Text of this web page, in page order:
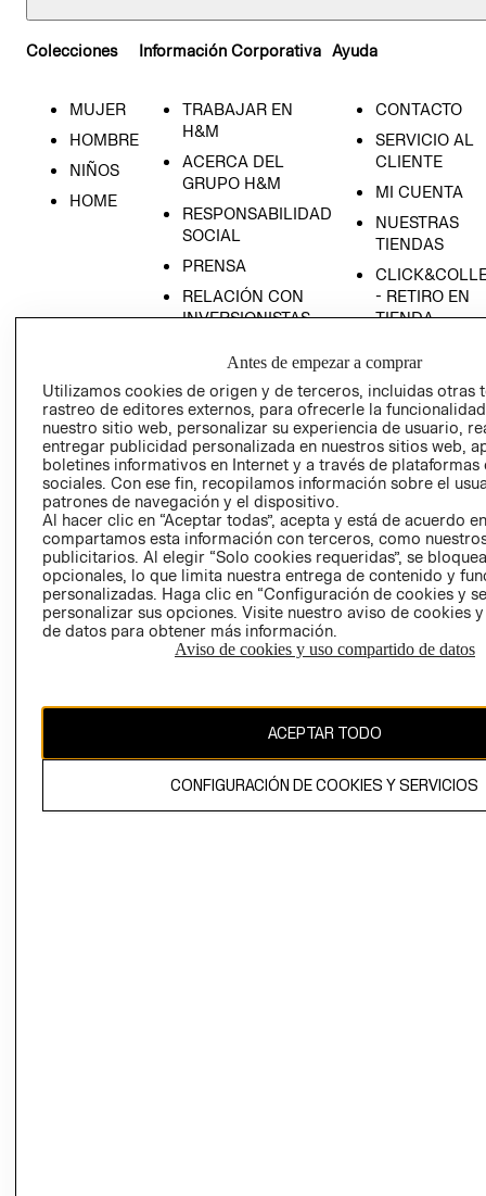
Colecciones
MUJER
HOMBRE
NIÑOS
HOME
Información Corporativa
TRABAJAR EN
H&M
ACERCA DEL
GRUPO H&M
RESPONSABILIDAD
SOCIAL
PRENSA
RELACIÓN CON
INVERSIONISTAS
EMPRESARIAL
Ayuda
CONTACTO
SERVICIO AL
CLIENTE
MI CUENTA
NUESTRAS
TIENDAS
- RETIRO EN
TIENDA
CONDICIONES
AVISO DE
PRIVACIDAD
GIFT CARD
AVISO DE
El contenido de esta página web está protegido por copyright y es
propiedad de H&M Hennes & Mauritz AB.
Antes de empezar a comprar
Utilizamos cookies de origen y de terceros, incluidas otras
rastreo de editores externos, para ofrecerle la
nuestro sitio web, personalizar su experiencia de usuario,
entregar publicidad personalizada en nuestros sitios web,
boletines informativos en Internet y a través de plataformas
sociales. Con ese fin, recopilamos información sobre el
patrones de navegación y el dispositivo.
Al hacer clic en “Aceptar todas”, acepta y está de acuerdo
compartamos esta información con terceros, como
publicitarios. Al elegir “Solo cookies requeridas”, se
opcionales, lo que limita nuestra entrega de contenido y
personalizadas. Haga clic en “Configuración de cookies y
personalizar sus opciones. Visite nuestro aviso de cookies
de datos para obtener más información.
Aviso de cookies y uso compartido de datos
ACEPTAR TODO
CONFIGURACIÓN DE COOKIES Y SERVICIOS